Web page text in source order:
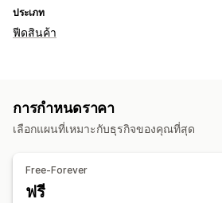
ประเภท
ฟีดสินค้า
สูตรที่กำหนดเอง ป้ายกำกับที่กำหนดเอง
สินค้าคงคลังในท้องถิ่น ฟีดที่ปรับให้เหมาะกั
การจัดการฟีด
การกำหนดราคา
เลือกแผนที่เหมาะกับธุรกิจของคุณที่สุด
Free-Forever
ฟรี